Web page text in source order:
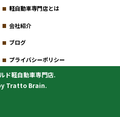
軽自動車専門店とは
会社紹介
ブログ
プライバシーポリシー
ド軽自動車専門店.
Tratto Brain.